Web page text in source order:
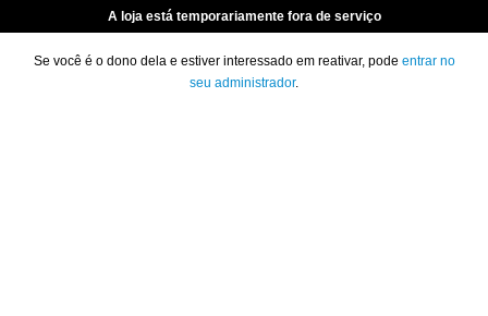
A loja está temporariamente fora de serviço
Se você é o dono dela e estiver interessado em reativar, pode entrar no
seu administrador.